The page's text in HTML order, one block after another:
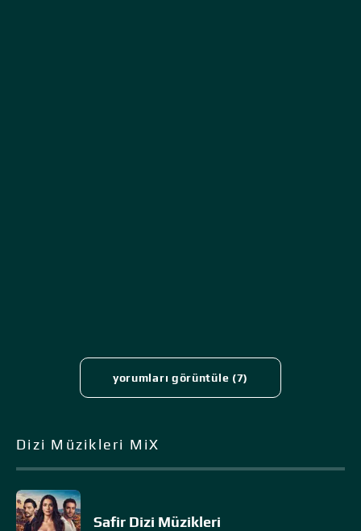
yorumları görüntüle (7)
Dizi Müzikleri MiX
Safir Dizi Müzikleri